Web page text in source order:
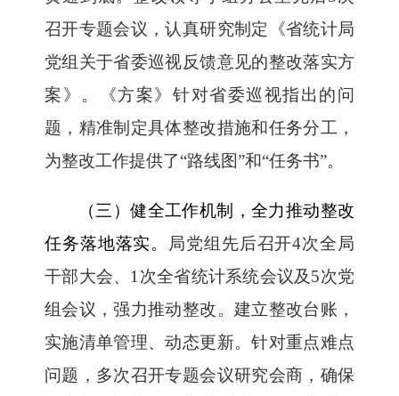
召开专题会议，认真研究制定《省统计局
党组关于省委巡视反馈意见的整改落实方
案》。《方案》针对省委巡视指出的问
题，精准制定具体整改措施和任务分工，
为整改工作提供了“路线图”和“任务书”。
（三）健全工作机制，全力推动整改
任务落地落实。
局党组先后召开4次全局
干部大会、1次全省统计系统会议及5次党
组会议，强力推动整改。建立整改台账，
实施清单管理、动态更新。针对重点难点
问题，多次召开专题会议研究会商，确保